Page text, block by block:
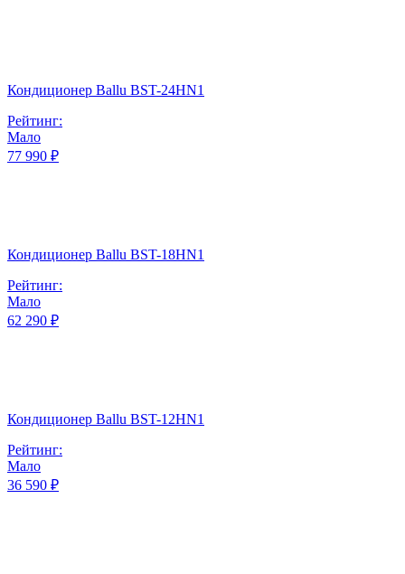
Кондиционер Ballu BST-24HN1
Рейтинг:
Мало
77 990 ₽
Кондиционер Ballu BST-18HN1
Рейтинг:
Мало
62 290 ₽
Кондиционер Ballu BST-12HN1
Рейтинг:
Мало
36 590 ₽